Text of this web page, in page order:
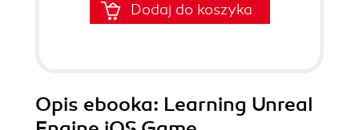
Dodaj do koszyka
Opis ebooka: Learning Unreal